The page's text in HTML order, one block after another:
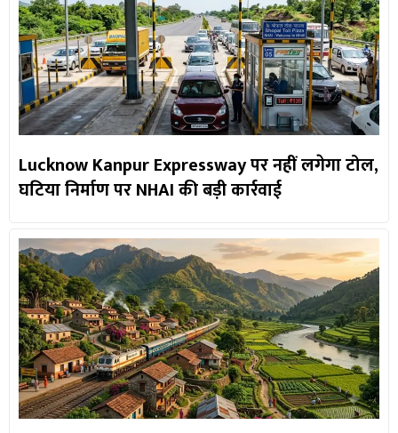
Lucknow Kanpur Expressway पर नहीं लगेगा टोल,
घटिया निर्माण पर NHAI की बड़ी कार्रवाई